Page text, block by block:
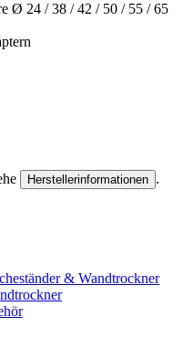
Ø 24 / 38 / 42 / 50 / 55 / 65
Herstellerinformationen .
& Wandtrockner